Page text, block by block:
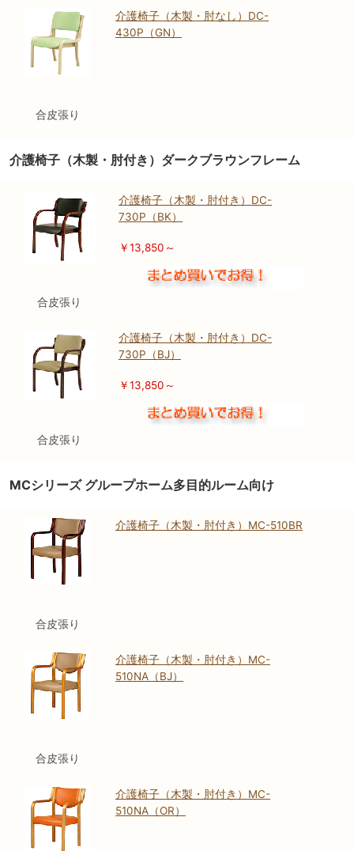
合皮張り
介護椅子（木製・肘なし）DC-
430P（GN）
介護椅子（木製・肘付き）ダークブラウンフレーム
合皮張り
介護椅子（木製・肘付き）DC-
730P（BK）
￥13,850～
合皮張り
介護椅子（木製・肘付き）DC-
730P（BJ）
￥13,850～
MCシリーズ グループホーム多目的ルーム向け
合皮張り
介護椅子（木製・肘付き）MC-510BR
合皮張り
介護椅子（木製・肘付き）MC-
510NA（BJ）
介護椅子（木製・肘付き）MC-
510NA（OR）